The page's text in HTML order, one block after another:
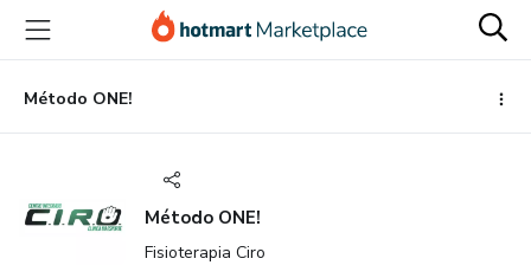
para
conteúdo
principal
para
pagamento
para
rodapéMétodo ONE!
Método ONE!
Fisioterapia Ciro